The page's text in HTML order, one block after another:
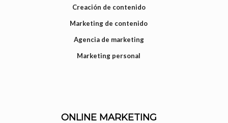
Creación de contenido
Marketing de contenido
Agencia de marketing
Marketing personal
ONLINE MARKETING